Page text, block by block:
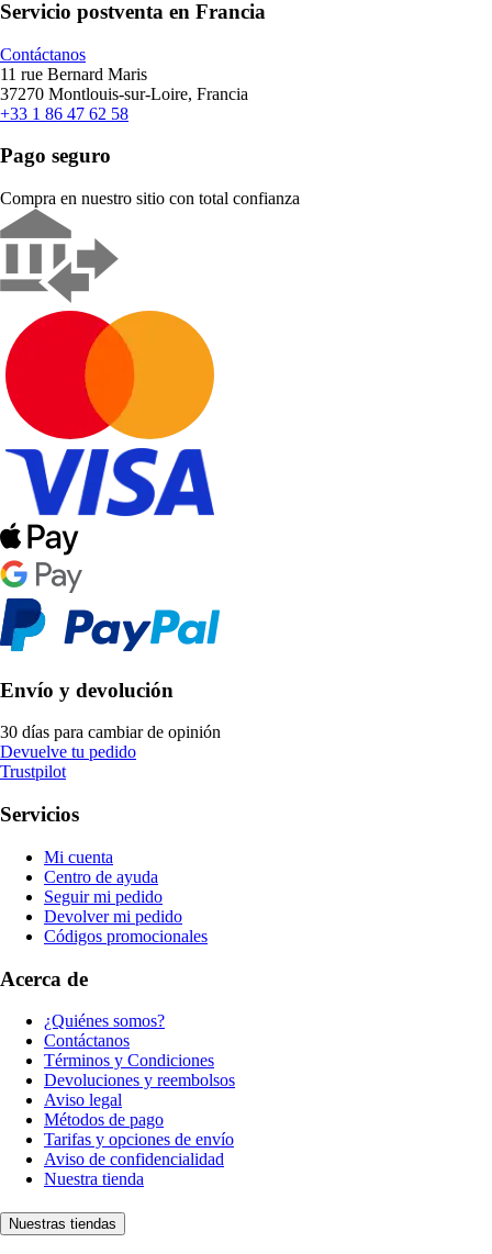
Servicio postventa en Francia
Contáctanos
11 rue Bernard Maris
37270 Montlouis-sur-Loire, Francia
+33 1 86 47 62 58
Pago seguro
Compra en nuestro sitio con total confianza
Envío y devolución
30 días para cambiar de opinión
Devuelve tu pedido
Trustpilot
Servicios
Mi cuenta
Centro de ayuda
Seguir mi pedido
Devolver mi pedido
Códigos promocionales
Acerca de
¿Quiénes somos?
Contáctanos
Términos y Condiciones
Devoluciones y reembolsos
Aviso legal
Métodos de pago
Tarifas y opciones de envío
Aviso de confidencialidad
Nuestra tienda
Nuestras tiendas